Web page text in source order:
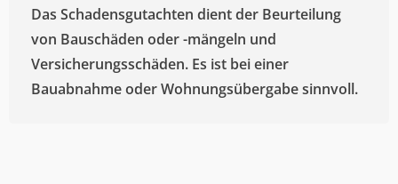
Das Schadensgutachten dient der Beurteilung
von Bauschäden oder -mängeln und
Versicherungsschäden. Es ist bei einer
Bauabnahme oder Wohnungsübergabe sinnvoll.